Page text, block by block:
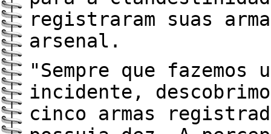
registraram suas
arsenal.
"Sempre que fazemos
incidente,
cinco armas